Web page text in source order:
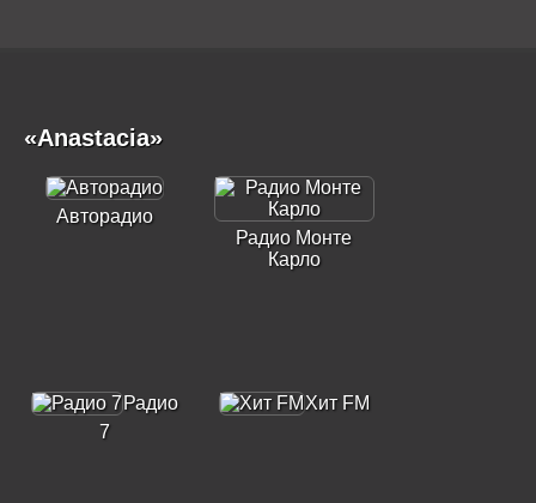
«Anastacia»
Авторадио
Радио Монте
Карло
Радио
7
Хит FM